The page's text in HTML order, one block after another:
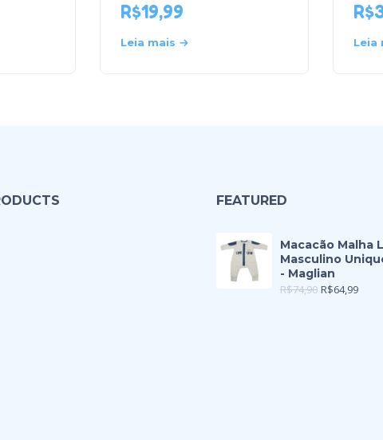
R$19,99
Leia mais
R$
Leia
FEATURED
Macacão Malha
Masculino
- Maglian
R$74,90 R$64,99